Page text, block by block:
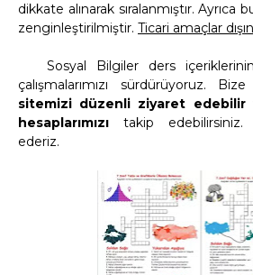
dikkate alınarak sıralanmıştır. Ayrıca
zenginleştirilmiştir. Ticari amaçlar
Sosyal Bilgiler ders
çalışmalarımızı sürdürüyoruz.
sitemizi düzenli ziyaret edebilir
hesaplarımızı takip edebilirsiniz.
ederiz.